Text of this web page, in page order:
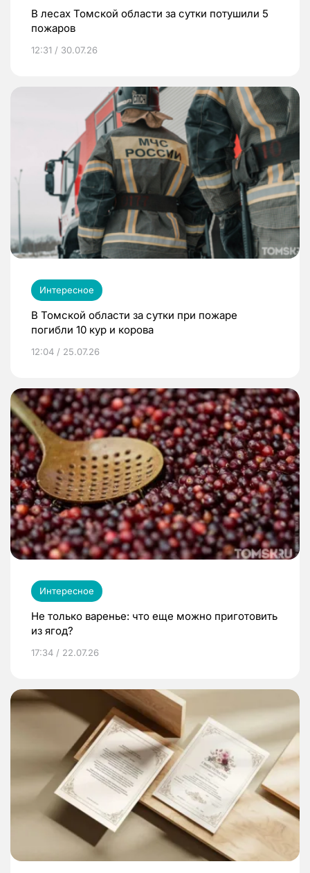
В лесах Томской области за сутки потушили 5
пожаров
12:31 / 30.07.26
Интересное
В Томской области за сутки при пожаре
погибли 10 кур и корова
12:04 / 25.07.26
Интересное
Не только варенье: что еще можно приготовить
из ягод?
17:34 / 22.07.26